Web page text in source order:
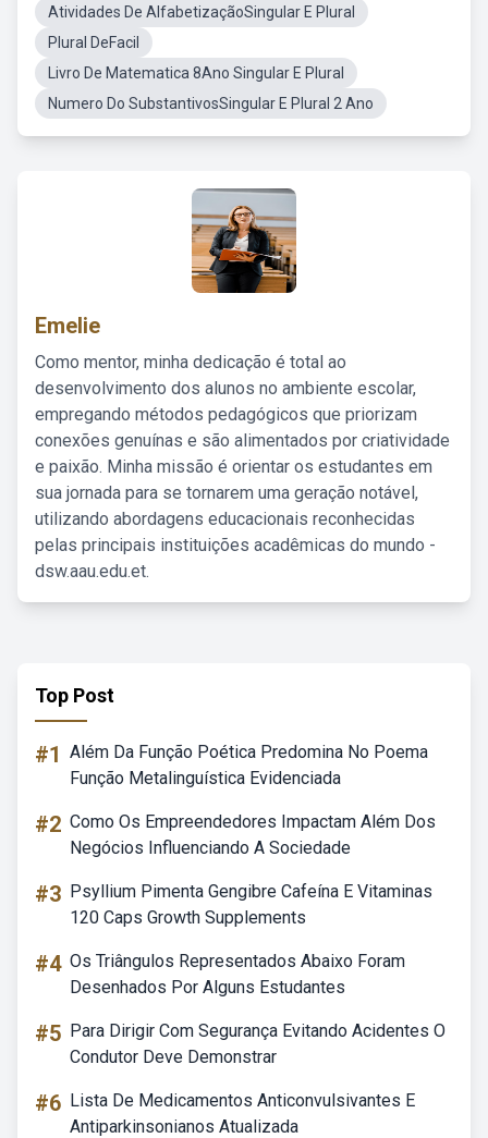
Atividades De AlfabetizaçãoSingular E Plural
Plural DeFacil
Livro De Matematica 8Ano Singular E Plural
Numero Do SubstantivosSingular E Plural 2 Ano
Emelie
Como mentor, minha dedicação é total ao
desenvolvimento dos alunos no ambiente escolar,
empregando métodos pedagógicos que priorizam
conexões genuínas e são alimentados por criatividade
e paixão. Minha missão é orientar os estudantes em
sua jornada para se tornarem uma geração notável,
utilizando abordagens educacionais reconhecidas
pelas principais instituições acadêmicas do mundo -
dsw.aau.edu.et.
Top Post
#1 Além Da Função Poética Predomina No Poema
Função Metalinguística Evidenciada
#2 Como Os Empreendedores Impactam Além Dos
Negócios Influenciando A Sociedade
#3 Psyllium Pimenta Gengibre Cafeína E Vitaminas
120 Caps Growth Supplements
#4 Os Triângulos Representados Abaixo Foram
Desenhados Por Alguns Estudantes
#5 Para Dirigir Com Segurança Evitando Acidentes O
Condutor Deve Demonstrar
#6 Lista De Medicamentos Anticonvulsivantes E
Antiparkinsonianos Atualizada